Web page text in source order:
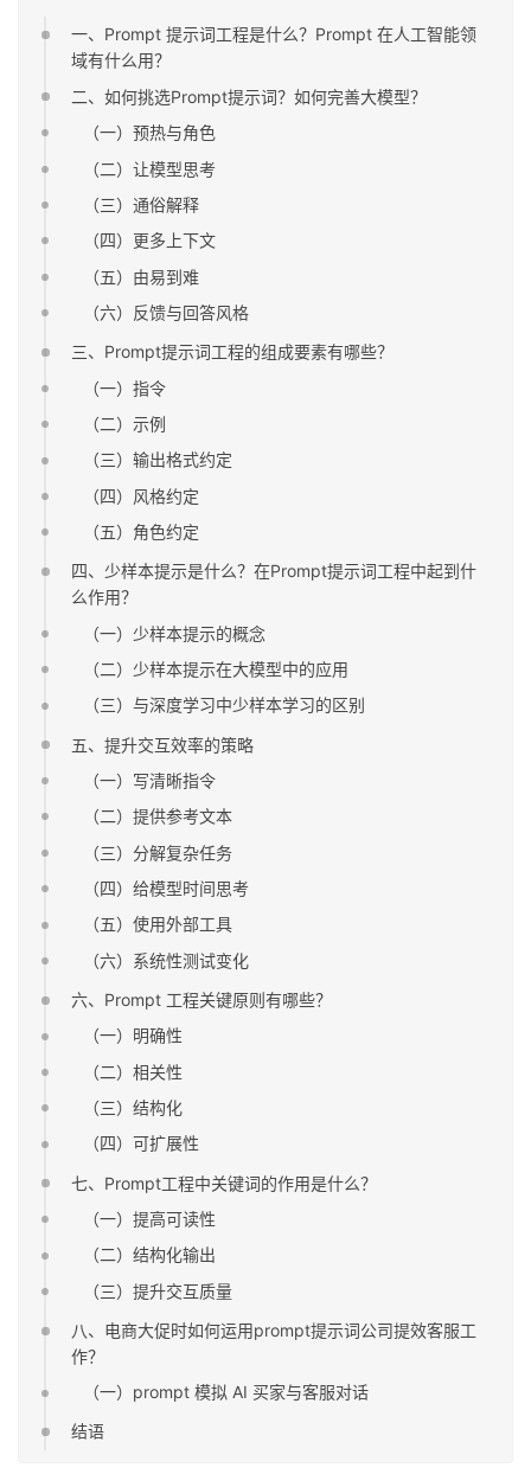
一、Prompt 提示词工程是什么？Prompt 在人工智能领
域有什么用？
二、如何挑选Prompt提示词？如何完善大模型？
（一）预热与角色
（二）让模型思考
（三）通俗解释
（四）更多上下文
（五）由易到难
（六）反馈与回答风格
三、Prompt提示词工程的组成要素有哪些？
（一）指令
（二）示例
（三）输出格式约定
（四）风格约定
（五）角色约定
四、少样本提示是什么？在Prompt提示词工程中起到什
么作用？
（一）少样本提示的概念
（二）少样本提示在大模型中的应用
（三）与深度学习中少样本学习的区别
五、提升交互效率的策略
（一）写清晰指令
（二）提供参考文本
（三）分解复杂任务
（四）给模型时间思考
（五）使用外部工具
（六）系统性测试变化
六、Prompt 工程关键原则有哪些？
（一）明确性
（二）相关性
（三）结构化
（四）可扩展性
七、Prompt工程中关键词的作用是什么？
（一）提高可读性
（二）结构化输出
（三）提升交互质量
八、电商大促时如何运用prompt提示词公司提效客服工
作？
（一）prompt 模拟 AI 买家与客服对话
结语